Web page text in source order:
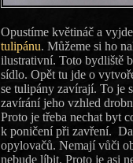
Opustíme květináč a
tulipánu. Můžeme si ho
ilustrativní. Toto bydliště
sídlo. Opět tu jde o
se tulipány zavírají. To je
zavírání jeho vzhled
Proto je třeba nechat byt
k poničení při zavření.
opylovačů. Nemají vůči
nebude líbit. Proto je asi